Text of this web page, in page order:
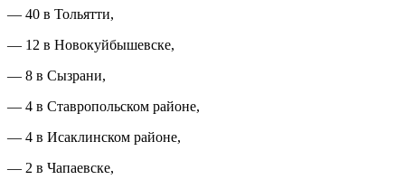
— 40 в Тольятти,
— 12 в Новокуйбышевске,
— 8 в Сызрани,
— 4 в Ставропольском районе,
— 4 в Исаклинском районе,
— 2 в Чапаевске,